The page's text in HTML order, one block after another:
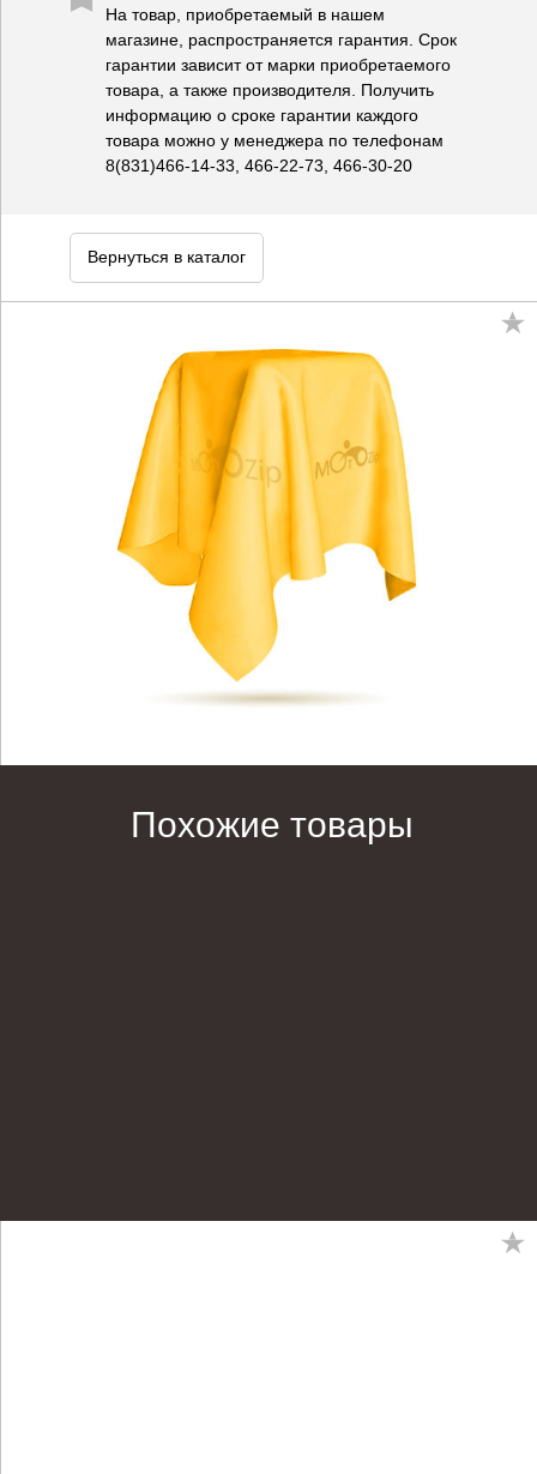
На товар, приобретаемый в нашем
магазине, распространяется гарантия. Срок
гарантии зависит от марки приобретаемого
товара, а также производителя. Получить
информацию о сроке гарантии каждого
товара можно у менеджера по телефонам
8(831)466-14-33, 466-22-73, 466-30-20
Вернуться в каталог
Похожие товары